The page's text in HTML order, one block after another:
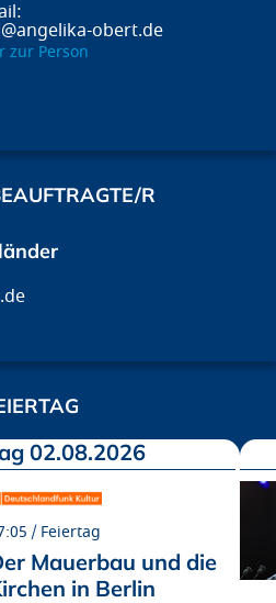
obert.de
zur Person
R
02.08.2026
Feiertag
Mauerbau und die
in Berlin